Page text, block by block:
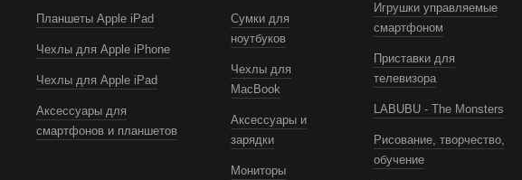
Планшеты Apple iPad
Чехлы для Apple iPhone
Чехлы для Apple iPad
Аксессуары для
смартфонов и планшетов
Сумки для
ноутбуков
Чехлы для
MacBook
Аксессуары и
зарядки
Мониторы
Игрушки управляемые
смартфоном
Приставки для
телевизора
LABUBU - The Monsters
Рисование, творчество,
обучение